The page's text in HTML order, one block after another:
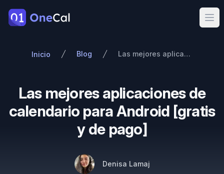
OneCal
Inicio Blog Las mejores aplicaciones de calendario para Android [gratis y de pago]
Las mejores aplicaciones de
calendario para Android [gratis
y de pago]
Autores
Nombre
Twitter
Denisa Lamaj